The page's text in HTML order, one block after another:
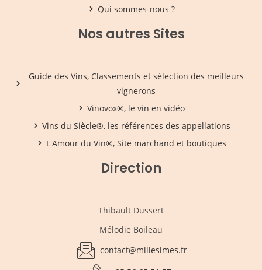
Qui sommes-nous ?
Nos autres Sites
Guide des Vins, Classements et sélection des meilleurs
vignerons
Vinovox®, le vin en vidéo
Vins du Siècle®, les références des appellations
L'Amour du Vin®, Site marchand et boutiques
Direction
Thibault Dussert
Mélodie Boileau
contact@millesimes.fr